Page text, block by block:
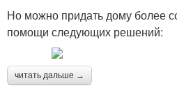
Но можно придать дому более
помощи следующих решений:
читать дальше →